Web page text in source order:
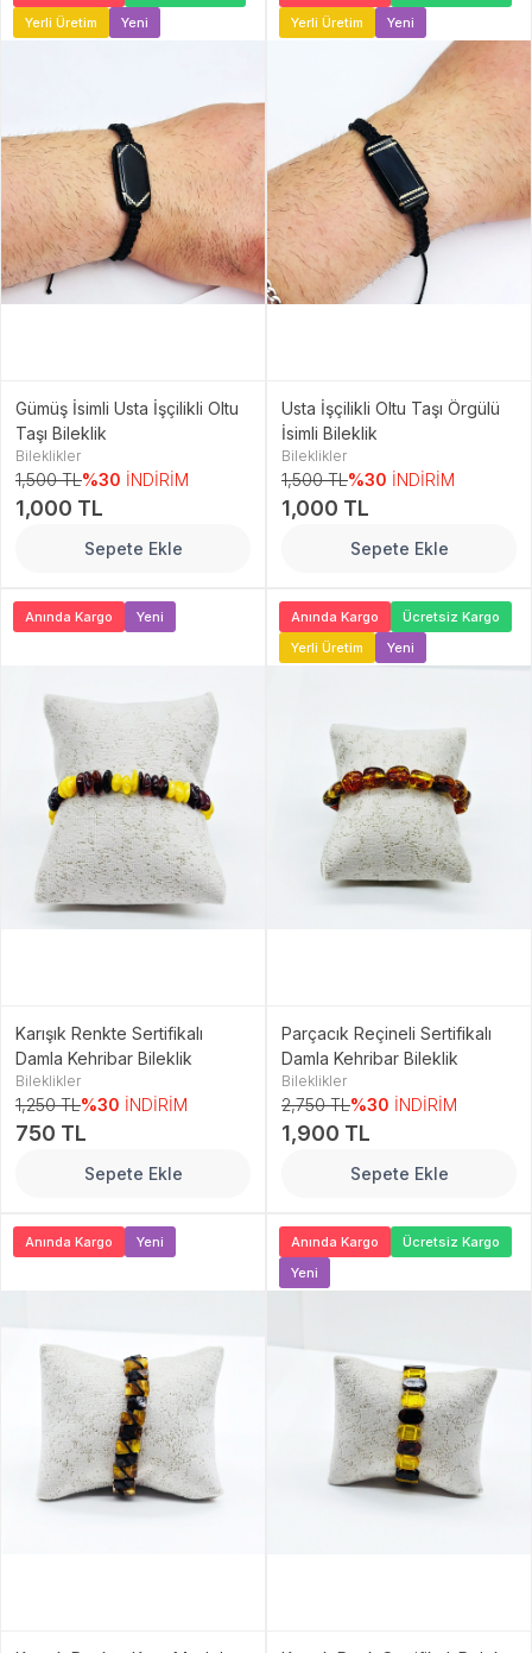
Yerli Üretim Yeni
Gümüş İsimli Usta İşçilikli Oltu
Taşı Bileklik
Bileklikler
1,500 TL%30 İNDİRİM
1,000 TL
Sepete Ekle
Yerli Üretim Yeni
Usta İşçilikli Oltu Taşı Örgülü
İsimli Bileklik
Bileklikler
1,500 TL%30 İNDİRİM
1,000 TL
Sepete Ekle
Anında Kargo Yeni
Karışık Renkte Sertifikalı
Damla Kehribar Bileklik
Bileklikler
1,250 TL%30 İNDİRİM
750 TL
Sepete Ekle
Anında Kargo
Ücretsiz Kargo
Yerli Üretim
Yeni
Parçacık Reçineli Sertifikalı
Damla Kehribar Bileklik
Bileklikler
2,750 TL%30 İNDİRİM
1,900 TL
Sepete Ekle
Anında Kargo Yeni Anında Kargo
Ücretsiz Kargo
Yeni